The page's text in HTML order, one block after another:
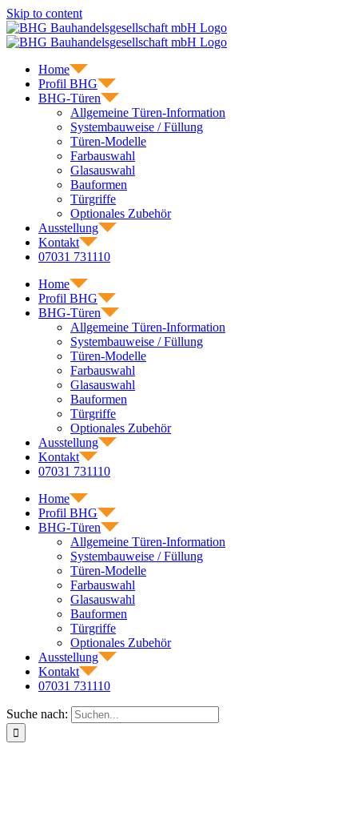
Skip to content
Home
Profil BHG
BHG-Türen
Allgemeine Türen-Information
Systembauweise / Füllung
Türen-Modelle
Farbauswahl
Glasauswahl
Bauformen
Türgriffe
Optionales Zubehör
Ausstellung
Kontakt
07031 731110
Home
Profil BHG
BHG-Türen
Allgemeine Türen-Information
Systembauweise / Füllung
Türen-Modelle
Farbauswahl
Glasauswahl
Bauformen
Türgriffe
Optionales Zubehör
Ausstellung
Kontakt
07031 731110
Home
Profil BHG
BHG-Türen
Allgemeine Türen-Information
Systembauweise / Füllung
Türen-Modelle
Farbauswahl
Glasauswahl
Bauformen
Türgriffe
Optionales Zubehör
Ausstellung
Kontakt
07031 731110
Suche nach: